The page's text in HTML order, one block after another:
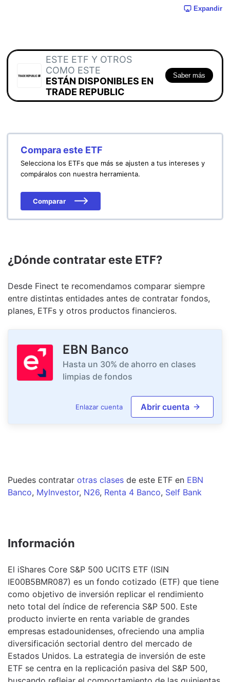
Expandir
ESTE ETF Y OTROS
COMO ESTE
ESTÁN DISPONIBLES EN
TRADE REPUBLIC
Saber más
Compara este ETF
Selecciona los ETFs que más se ajusten a tus intereses y
compáralos con nuestra herramienta.
Comparar
¿Dónde contratar este ETF?
Desde Finect te recomendamos comparar siempre
entre distintas entidades antes de contratar fondos,
planes, ETFs y otros productos financieros.
EBN Banco
Hasta un 30% de ahorro en clases
limpias de fondos
Enlazar cuenta Abrir cuenta
Puedes contratar otras clases de este ETF en EBN
Banco, MyInvestor, N26, Renta 4 Banco, Self Bank
Información
El iShares Core S&P 500 UCITS ETF (ISIN
IE00B5BMR087) es un fondo cotizado (ETF) que tiene
como objetivo de inversión replicar el rendimiento
neto total del índice de referencia S&P 500. Este
producto invierte en renta variable de grandes
empresas estadounidenses, ofreciendo una amplia
diversificación sectorial dentro del mercado de
Estados Unidos. La estrategia de inversión de este
ETF se centra en la replicación pasiva del S&P 500,